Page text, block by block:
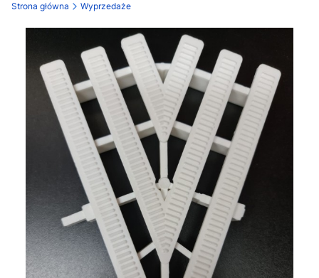
Strona główna Wyprzedaże